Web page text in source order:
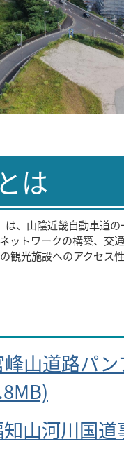
は
、山陰近畿自動車道
ットワークの構築、交
観光施設へのアクセス
山道路パン
山河川国